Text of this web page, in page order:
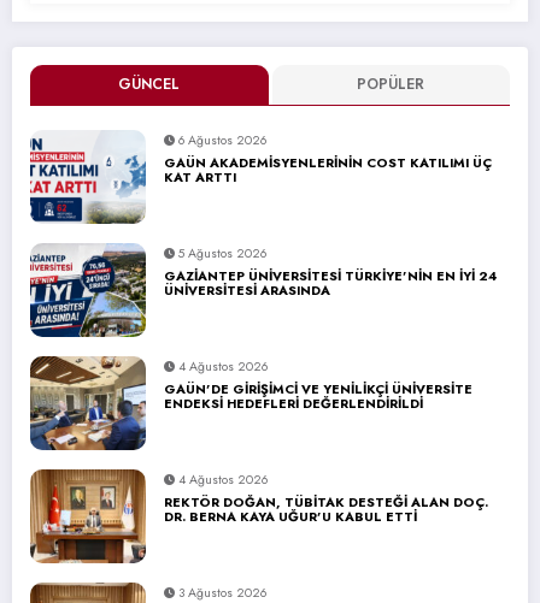
GÜNCEL POPÜLER
6 Ağustos 2026
GAÜN AKADEMİSYENLERİNİN COST KATILIMI ÜÇ
KAT ARTTI
5 Ağustos 2026
GAZİANTEP ÜNİVERSİTESİ TÜRKİYE’NİN EN İYİ 24
ÜNİVERSİTESİ ARASINDA
4 Ağustos 2026
GAÜN’DE GİRİŞİMCİ VE YENİLİKÇİ ÜNİVERSİTE
ENDEKSİ HEDEFLERİ DEĞERLENDİRİLDİ
4 Ağustos 2026
REKTÖR DOĞAN, TÜBİTAK DESTEĞİ ALAN DOÇ.
DR. BERNA KAYA UĞUR’U KABUL ETTİ
3 Ağustos 2026